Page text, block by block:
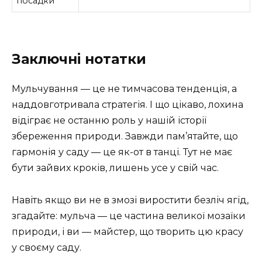
Заключні нотатки
Мульчування — це не тимчасова тенденція, а
наддовготривала стратегія. І що цікаво, лохина
відіграє не останню роль у нашій історії
збереження природи. Завжди пам’ятайте, що
гармонія у саду — це як-от в танці. Тут не має
бути зайвих кроків, лишень усе у свій час.
Навіть якщо ви не в змозі виростити безліч ягід,
згадайте: мульча — це частина великої мозаїки
природи, і ви — майстер, що творить цю красу
у своєму саду.